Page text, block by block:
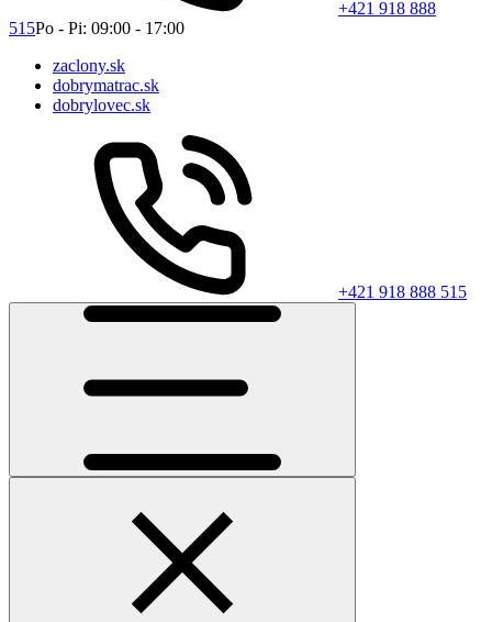
+421 918 888
515Po - Pi: 09:00 - 17:00
zaclony.sk
dobrymatrac.sk
dobrylovec.sk
+421 918 888 515